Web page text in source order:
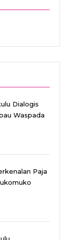
Dialogis
Waspada
Paja